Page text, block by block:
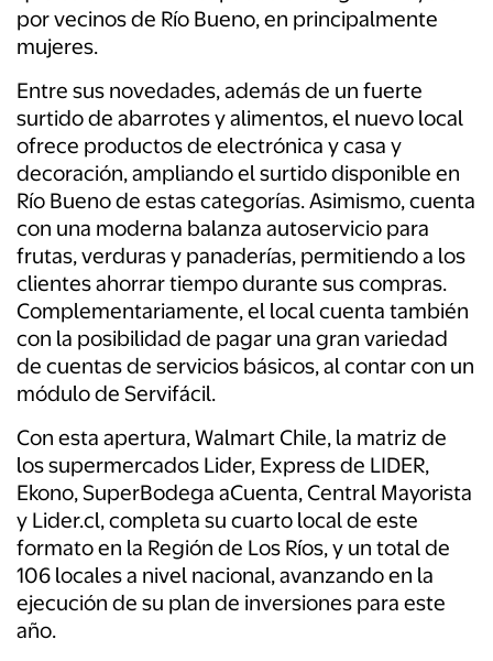
por vecinos de Río Bueno, en principalmente
mujeres.
Entre sus novedades, además de un fuerte
surtido de abarrotes y alimentos, el nuevo local
ofrece productos de electrónica y casa y
decoración, ampliando el surtido disponible en
Río Bueno de estas categorías. Asimismo, cuenta
con una moderna balanza autoservicio para
frutas, verduras y panaderías, permitiendo a los
clientes ahorrar tiempo durante sus compras.
Complementariamente, el local cuenta también
con la posibilidad de pagar una gran variedad
de cuentas de servicios básicos, al contar con un
módulo de Servifácil.
Con esta apertura, Walmart Chile, la matriz de
los supermercados Lider, Express de LIDER,
Ekono, SuperBodega aCuenta, Central Mayorista
y Lider.cl, completa su cuarto local de este
formato en la Región de Los Ríos, y un total de
106 locales a nivel nacional, avanzando en la
ejecución de su plan de inversiones para este
año.